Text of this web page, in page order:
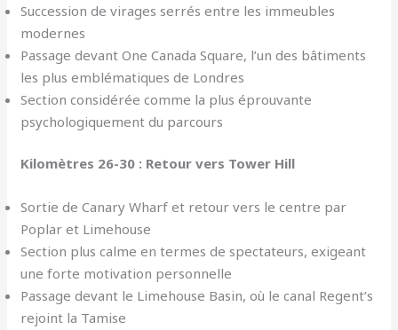
Succession de virages serrés entre les immeubles
modernes
Passage devant One Canada Square, l’un des bâtiments
les plus emblématiques de Londres
Section considérée comme la plus éprouvante
psychologiquement du parcours
Kilomètres 26-30 : Retour vers Tower Hill
Sortie de Canary Wharf et retour vers le centre par
Poplar et Limehouse
Section plus calme en termes de spectateurs, exigeant
une forte motivation personnelle
Passage devant le Limehouse Basin, où le canal Regent’s
rejoint la Tamise